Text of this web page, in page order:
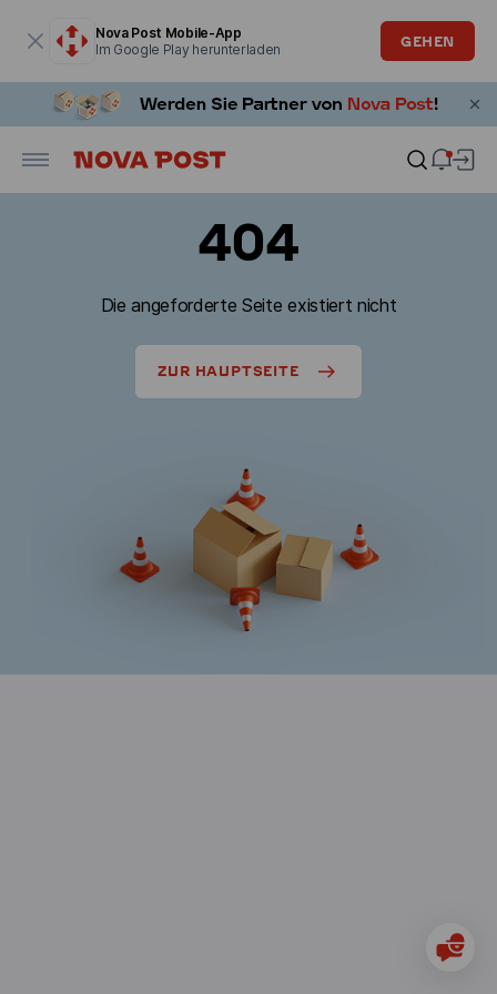
Nova Post Mobile-App
Im Google Play herunterladen
GEHEN
404
Die angeforderte Seite existiert nicht
ZUR HAUPTSEITE